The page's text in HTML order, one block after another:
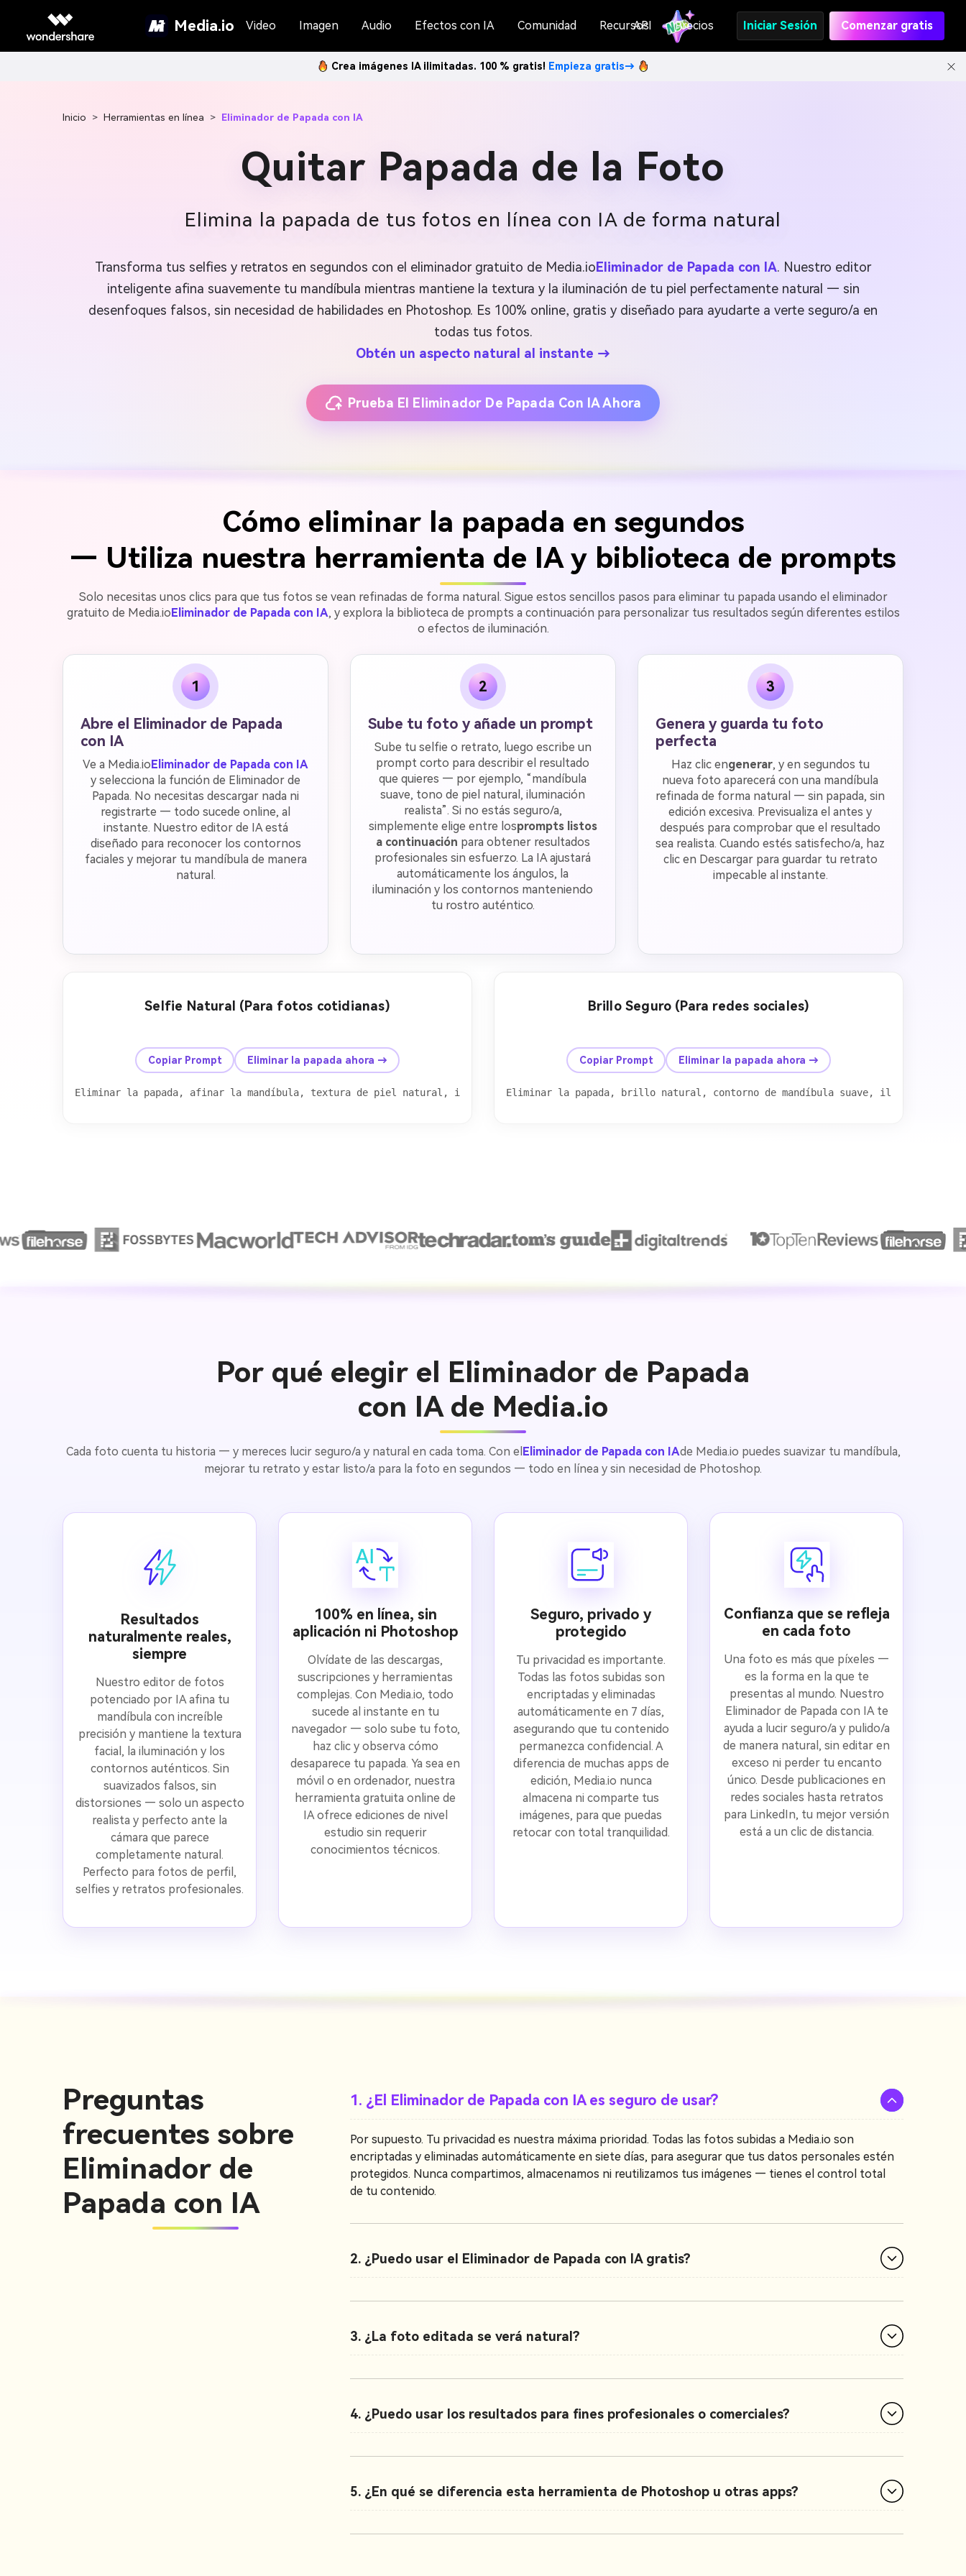
Media.io Video Imagen Audio Efectos con IA Comunidad Recursos
API Precios Iniciar Sesión Comenzar gratis
Crea imágenes IA ilimitadas. 100 % gratis! Empieza gratis→
Inicio > Herramientas en línea > Eliminador de Papada con IA
Quitar Papada de la Foto
Elimina la papada de tus fotos en línea con IA de forma natural
Transforma tus selfies y retratos en segundos con el eliminador gratuito de Media.ioEliminador de Papada con IA. Nuestro editor
inteligente afina suavemente tu mandíbula mientras mantiene la textura y la iluminación de tu piel perfectamente natural — sin
desenfoques falsos, sin necesidad de habilidades en Photoshop. Es 100% online, gratis y diseñado para ayudarte a verte seguro/a en
todas tus fotos.
Obtén un aspecto natural al instante →
Prueba El Eliminador De Papada Con IA Ahora
Cómo eliminar la papada en segundos
— Utiliza nuestra herramienta de IA y biblioteca de prompts
Solo necesitas unos clics para que tus fotos se vean refinadas de forma natural. Sigue estos sencillos pasos para eliminar tu papada usando el eliminador
gratuito de Media.ioEliminador de Papada con IA, y explora la biblioteca de prompts a continuación para personalizar tus resultados según diferentes estilos
o efectos de iluminación.
1
Abre el Eliminador de Papada
con IA
Ve a Media.ioEliminador de Papada con IA
y selecciona la función de Eliminador de
Papada. No necesitas descargar nada ni
registrarte — todo sucede online, al
instante. Nuestro editor de IA está
diseñado para reconocer los contornos
faciales y mejorar tu mandíbula de manera
natural.
2
Sube tu foto y añade un prompt
Sube tu selfie o retrato, luego escribe un
prompt corto para describir el resultado
que quieres — por ejemplo, “mandíbula
suave, tono de piel natural, iluminación
realista”. Si no estás seguro/a,
simplemente elige entre losprompts listos
a continuación para obtener resultados
profesionales sin esfuerzo. La IA ajustará
automáticamente los ángulos, la
iluminación y los contornos manteniendo
tu rostro auténtico.
3
Genera y guarda tu foto
perfecta
Haz clic engenerar, y en segundos tu
nueva foto aparecerá con una mandíbula
refinada de forma natural — sin papada, sin
edición excesiva. Previsualiza el antes y
después para comprobar que el resultado
sea realista. Cuando estés satisfecho/a, haz
clic en Descargar para guardar tu retrato
impecable al instante.
Selfie Natural (Para fotos cotidianas)
Copiar Prompt Eliminar la papada ahora →
Eliminar la papada, afinar la mandíbula, textura de piel natural, iluminación realista, tono suave, sin sobre-suavizado, retrato de alta calidad
Brillo Seguro (Para redes sociales)
Copiar Prompt Eliminar la papada ahora →
Eliminar la papada, brillo natural, contorno de mandíbula suave, iluminación
Por qué elegir el Eliminador de Papada
con IA de Media.io
Cada foto cuenta tu historia — y mereces lucir seguro/a y natural en cada toma. Con el Eliminador de Papada con IAde Media.io puedes suavizar tu mandíbula,
mejorar tu retrato y estar listo/a para la foto en segundos — todo en línea y sin necesidad de Photoshop.
Resultados
naturalmente reales,
siempre
Nuestro editor de fotos
potenciado por IA afina tu
mandíbula con increíble
precisión y mantiene la textura
facial, la iluminación y los
contornos auténticos. Sin
suavizados falsos, sin
distorsiones — solo un aspecto
realista y perfecto ante la
cámara que parece
completamente natural.
Perfecto para fotos de perfil,
selfies y retratos profesionales.
100% en línea, sin
aplicación ni Photoshop
Olvídate de las descargas,
suscripciones y herramientas
complejas. Con Media.io, todo
sucede al instante en tu
navegador — solo sube tu foto,
haz clic y observa cómo
desaparece tu papada. Ya sea en
móvil o en ordenador, nuestra
herramienta gratuita online de
IA ofrece ediciones de nivel
estudio sin requerir
conocimientos técnicos.
Seguro, privado y
protegido
Tu privacidad es importante.
Todas las fotos subidas son
encriptadas y eliminadas
automáticamente en 7 días,
asegurando que tu contenido
permanezca confidencial. A
diferencia de muchas apps de
edición, Media.io nunca
almacena ni comparte tus
imágenes, para que puedas
retocar con total tranquilidad.
Confianza que se refleja
en cada foto
Una foto es más que píxeles —
es la forma en la que te
presentas al mundo. Nuestro
Eliminador de Papada con IA te
ayuda a lucir seguro/a y pulido/a
de manera natural, sin editar en
exceso ni perder tu encanto
único. Desde publicaciones en
redes sociales hasta retratos
para LinkedIn, tu mejor versión
está a un clic de distancia.
Preguntas
frecuentes sobre
Eliminador de
Papada con IA
1. ¿El Eliminador de Papada con IA es seguro de usar?
Por supuesto. Tu privacidad es nuestra máxima prioridad. Todas las fotos subidas a Media.io son
encriptadas y eliminadas automáticamente en siete días, para asegurar que tus datos personales estén
protegidos. Nunca compartimos, almacenamos ni reutilizamos tus imágenes — tienes el control total
de tu contenido.
2. ¿Puedo usar el Eliminador de Papada con IA gratis?
3. ¿La foto editada se verá natural?
4. ¿Puedo usar los resultados para fines profesionales o comerciales?
5. ¿En qué se diferencia esta herramienta de Photoshop u otras apps?